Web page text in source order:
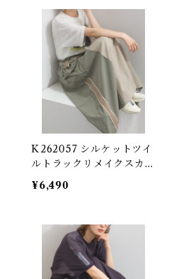
K262057 シルケットツイ
ルトラックリメイクスカー
ト / Mercerized Twill T
rack Remake Skirt
¥6,490